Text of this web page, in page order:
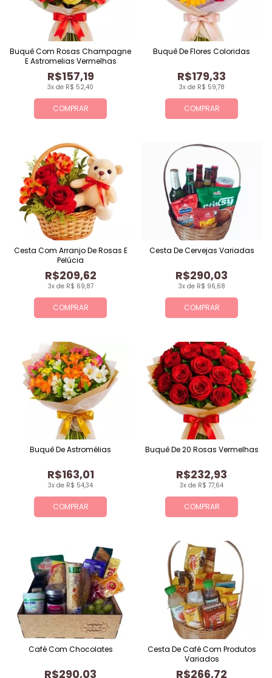
COMPRAR
3x de R$ 52,40
R$157,19
Buquê Com Rosas Champagne
E Astromelias Vermelhas
COMPRAR
3x de R$ 59,78
R$179,33
Buquê De Flores Coloridas
COMPRAR
3x de R$ 69,87
R$209,62
Cesta Com Arranjo De Rosas E
Pelúcia
COMPRAR
3x de R$ 96,68
R$290,03
Cesta De Cervejas Variadas
COMPRAR
3x de R$ 54,34
R$163,01
Buquê De Astromélias
COMPRAR
3x de R$ 77,64
R$232,93
Buquê De 20 Rosas Vermelhas
R$290,03
Café Com Chocolates
R$266,72
Cesta De Café Com Produtos
Variados